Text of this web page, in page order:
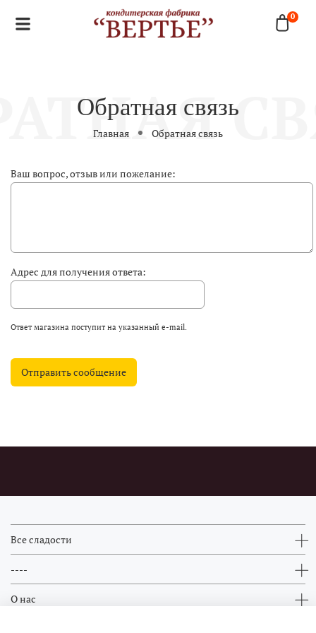
0
Обратная связь
Главная Обратная связь
Ваш вопрос, отзыв или пожелание:
Адрес для получения ответа:
Ответ магазина поступит на указанный e-mail.
Отправить сообщение
Все сладости
----
О нас